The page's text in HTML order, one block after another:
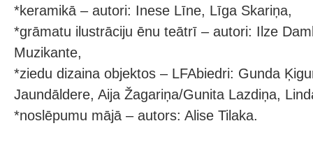
*keramikā – autori: Inese Līne, Līga Skariņa,
*grāmatu ilustrāciju ēnu teātrī – autori: Ilze
Muzikante,
*ziedu dizaina objektos – LFAbiedri: Gunda
Jaundāldere, Aija Žagariņa/Gunita Lazdiņa,
*noslēpumu mājā – autors: Alise Tilaka.